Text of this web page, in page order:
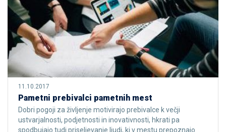
11.10.2017
Pametni prebivalci pametnih mest
Dobri pogoji za življenje motivirajo prebivalce k večji
ustvarjalnosti, podjetnosti in inovativnosti, hkrati pa
spodbujajo tudi priseljevanje ljudi, ki v mestu prepoznajo